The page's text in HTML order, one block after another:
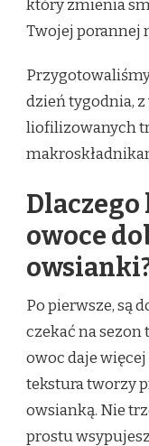
który zmienia
Twojej porannej
dzień tygodnia,
liofilizowanych
owoce
Po pierwsze, są
czekać na
owoc daje
tekstura tworzy
owsianką. Nie
prostu